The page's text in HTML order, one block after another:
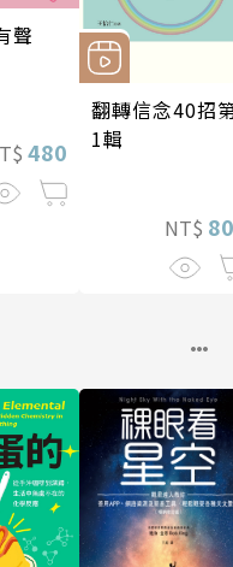
聲
480
翻轉信念40招
1輯
NT$